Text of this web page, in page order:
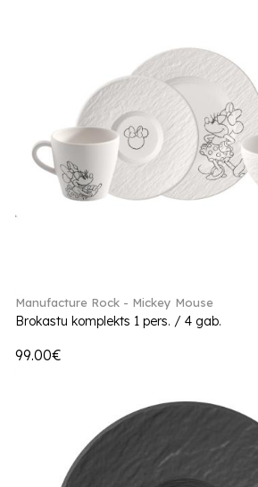
Manufacture Rock - Mickey Mouse
Brokastu komplekts 1 pers. / 4 gab.
99.00€